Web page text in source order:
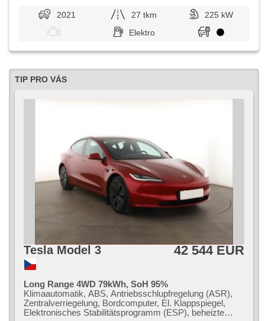
2021 27 tkm
225 kW
Elektro
TIP PRO VÁS
Tesla Model 3 42 544 EUR
Long Range 4WD 79kWh, SoH 95%
Klimaautomatik, ABS, Antriebsschlupfregelung (ASR),
Zentralverriegelung, Bordcomputer, El. Klappspiegel,
Elektronisches Stabilitätsprogramm (ESP), beheizte